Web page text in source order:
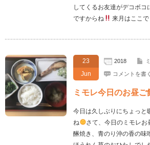
してくるお友達がデコボ
ですからね
来月はここ
23
Jun
2018
コメントを書く
ミモレ今日のお昼ご
今日は久しぶりにちょっと
ね
さて、今日のミモレ
醂焼き、青のり沖の香の味